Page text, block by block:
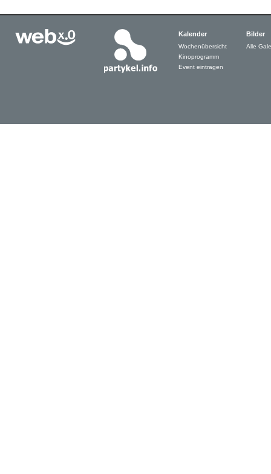
Kalender
Wochenübersicht
Kinoprogramm
Event eintragen
Bilder
Alle